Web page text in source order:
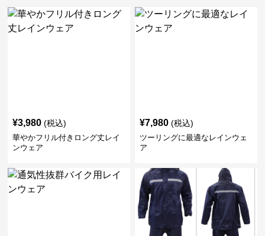
¥3,980 (税込)
華やかフリル付きロング丈レイ
ンウェア
¥7,980 (税込)
ツーリングに最適なレインウェ
ア